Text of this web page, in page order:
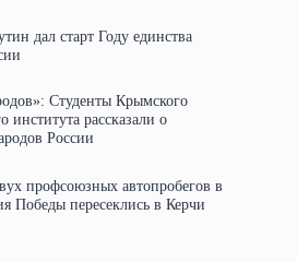
дал старт Году единства
Студенты Крымского
института рассказали о
России
профсоюзных автопробегов в
Победы пересеклись в Керчи